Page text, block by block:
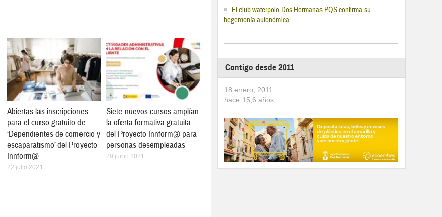
Abiertas las inscripciones
para el curso gratuito de
‘Dependientes de comercio y
escaparatismo’ del Proyecto
Innform@
22 julio 2021
Siete nuevos cursos amplían
la oferta formativa gratuita
del Proyecto Innform@ para
personas desempleadas
29 junio 2021
El club waterpolo Dos Hermanas PQS confirma su
hegemonía autonómica
Contigo desde 2011
18 enero, 2011
hace 15,6 años.